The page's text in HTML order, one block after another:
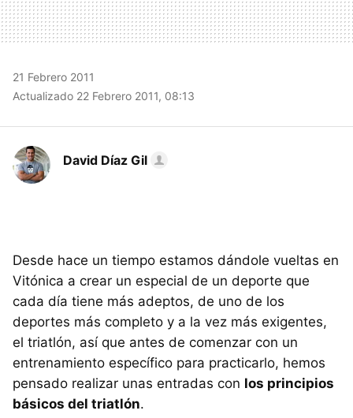
21 Febrero 2011
Actualizado 22 Febrero 2011, 08:13
David Díaz Gil
Desde hace un tiempo estamos dándole vueltas en
Vitónica a crear un especial de un deporte que
cada día tiene más adeptos, de uno de los
deportes más completo y a la vez más exigentes,
el triatlón, así que antes de comenzar con un
entrenamiento específico para practicarlo, hemos
pensado realizar unas entradas con los principios
básicos del triatlón.